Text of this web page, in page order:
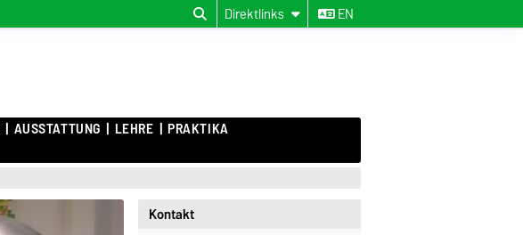
Direktlinks EN
AUSSTATTUNG LEHRE PRAKTIKA
Kontakt